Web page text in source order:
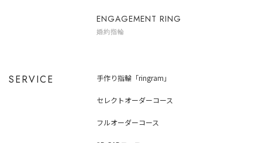
ENGAGEMENT RING
婚約指輪
SERVICE 手作り指輪「ringram」
セレクトオーダーコース
フルオーダーコース